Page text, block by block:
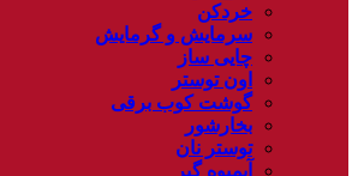
خردکن
سرمایش و گرمایش
چایی ساز
اون توستر
گوشت کوب برقی
بخارشور
توستر نان
آبمیوه گیر